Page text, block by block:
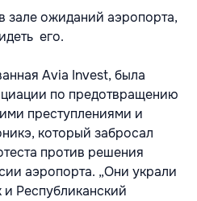
зале ожиданий аэропорта,
его.
Avia Invest, была
по предотвращению
преступлениями и
который забросал
против решения
аэропорта. „Они украли
и Республиканский